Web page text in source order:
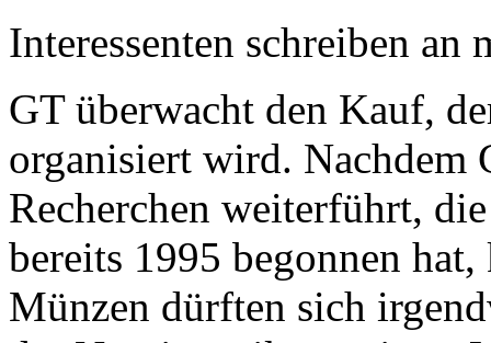
Interessenten schreiben
GT überwacht den Kauf,
organisiert wird. Nachdem
Recherchen weiterführt,
bereits 1995 begonnen
Münzen dürften sich